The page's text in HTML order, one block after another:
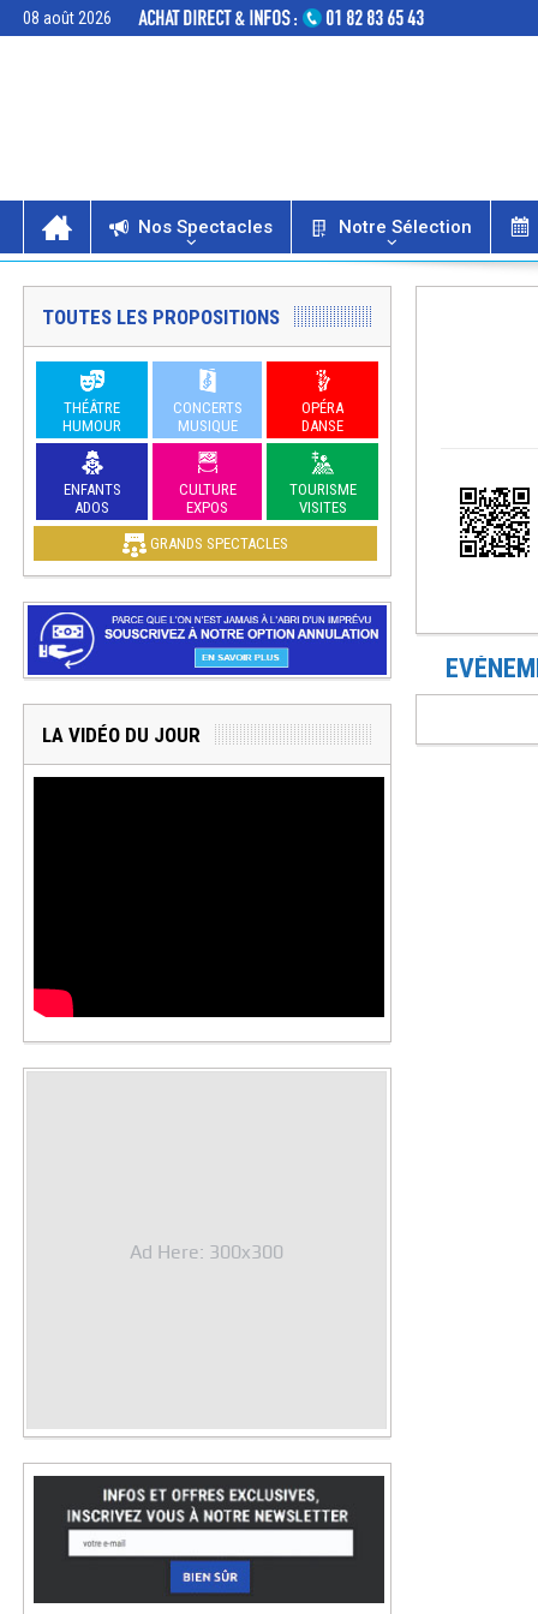
08 août 2026
Nos Spectacles Notre Sélection
TOUTES LES PROPOSITIONS
THÉÂTRE
HUMOUR
CONCERTS
MUSIQUE
OPÉRA
DANSE
ENFANTS
ADOS
CULTURE
EXPOS
TOURISME
VISITES
GRANDS SPECTACLES
LA VIDÉO DU JOUR
Ad Here: 300x300